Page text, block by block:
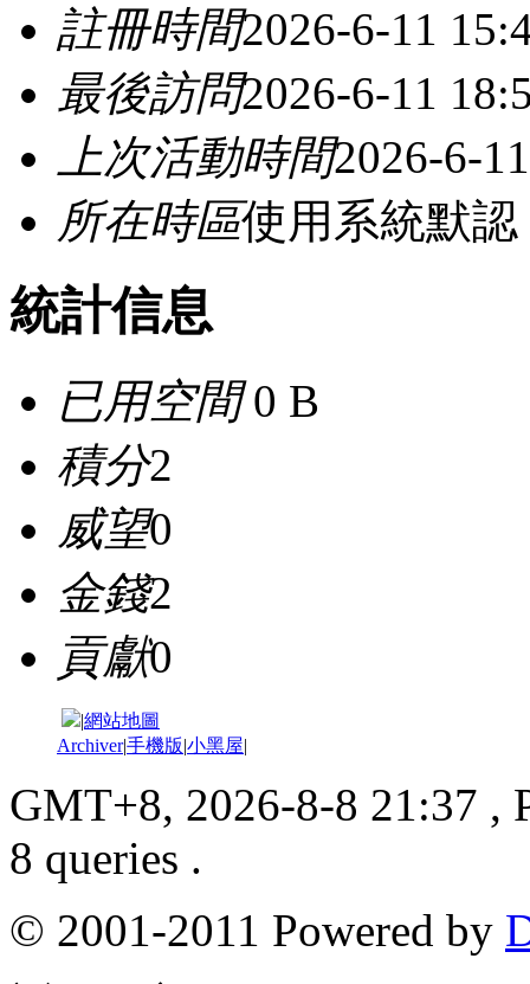
註冊時間2026-6-11
最後訪問2026-6-11
上次活動時間2026-6-
所在時區使用系統默認
統計信息
已用空間0 B
積分2
威望0
金錢2
貢獻0
|網站地圖
Archiver|手機版|小黑屋|
GMT+8, 2026-8-8 21:37 ,
8 queries .
© 2001-2011 Powered by